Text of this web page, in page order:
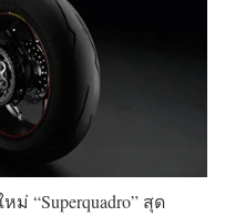
“Superquadro” สุด